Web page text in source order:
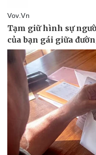
Thể thao
Bóng đá
Lịch thi đấu bóng đá
Thế giới thể thao
eSports
Hậu trường